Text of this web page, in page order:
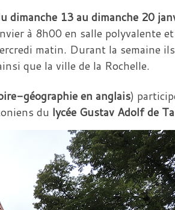
dimanche 13 au dimanche 20
à 8h00 en salle polyvalente et
matin. Durant la semaine
que la ville de la Rochelle.
géographie en anglais)
du lycée Gustav Adolf de